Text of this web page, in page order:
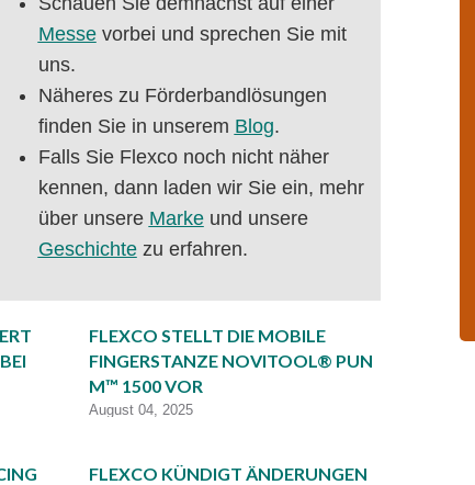
Messevorbei und sprechen Sie mit
uns.
Näheres zu Förderbandlösungen
finden Sie in unserem Blog.
Falls Sie Flexco noch nicht näher
kennen, dann laden wir Sie ein, mehr
über unsere Markeund unsere
Geschichtezu erfahren.
FLEXCO STELLT DIE MOBILE
FINGERSTANZE NOVITOOL® PUN
M™ 1500 VOR
August 04, 2025
FLEXCO KÜNDIGT ÄNDERUNGEN